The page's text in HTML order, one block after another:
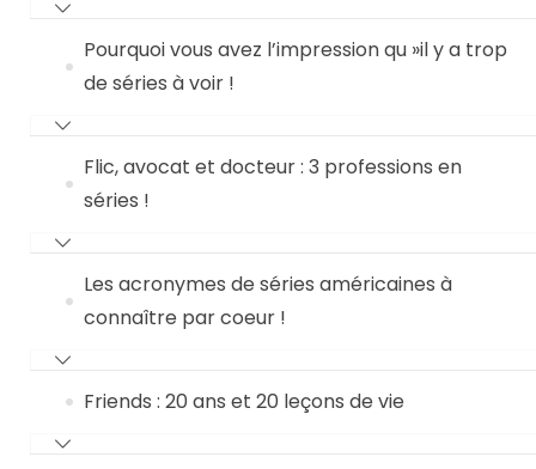
Pourquoi vous avez l’impression qu »il y a trop
de séries à voir !
Flic, avocat et docteur : 3 professions en
séries !
Les acronymes de séries américaines à
connaître par coeur !
Friends : 20 ans et 20 leçons de vie